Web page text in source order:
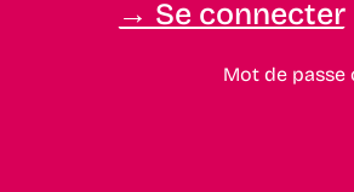
Mot de passe